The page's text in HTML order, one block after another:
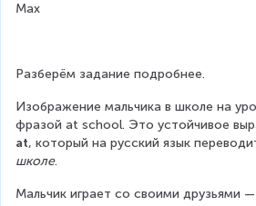
Max
Разберём задание подробнее.
Изображение мальчика в школе на
фразой at school. Это устойчивое
at, который на русский язык
школе.
Мальчик играет со своими друзьями